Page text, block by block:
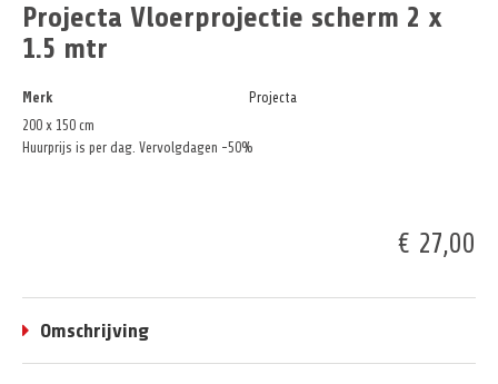
Projecta Vloerprojectie scherm 2 x
1.5 mtr
Merk
Projecta
200 x 150 cm
Huurprijs is per dag. Vervolgdagen -50%
€ 27,00
Omschrijving